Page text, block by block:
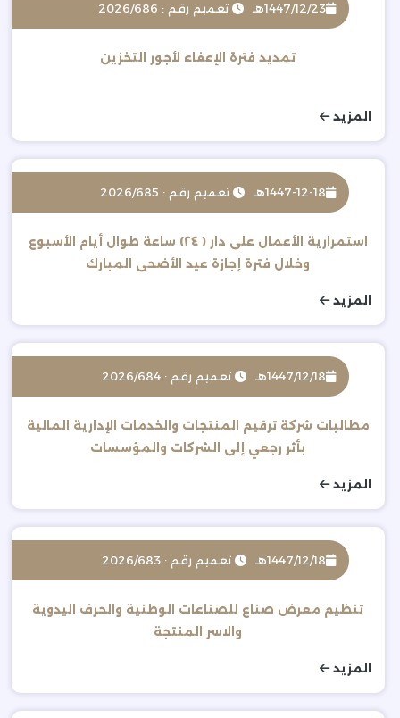
1447/12/23هـ تعميم رقم : 2026/686
تمديد فترة الإعفاء لأجور التخزين
المزيد
1447-12-18هـ تعميم رقم : 2026/685
استمرارية الأعمال على دار ( ٢٤) ساعة طوال أيام الأسبوع
وخلال فترة إجازة عيد الأضحى المبارك
المزيد
1447/12/18هـ تعميم رقم : 2026/684
مطالبات شركة ترقيم المنتجات والخدمات الإدارية المالية
بأثر رجعي إلى الشركات والمؤسسات
المزيد
1447/12/18هـ تعميم رقم : 2026/683
تنظيم معرض صناع للصناعات الوطنية والحرف اليدوية
والاسر المنتجة
المزيد